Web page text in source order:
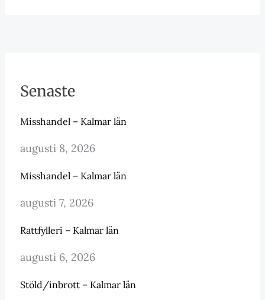
Senaste
Misshandel – Kalmar län
augusti 8, 2026
Misshandel – Kalmar län
augusti 7, 2026
Rattfylleri – Kalmar län
augusti 6, 2026
Stöld/inbrott – Kalmar län